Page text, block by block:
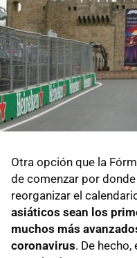
Otra opción que la
de comenzar por
reorganizar el
asiáticos sean los
muchos más
coronavirus. De hecho,